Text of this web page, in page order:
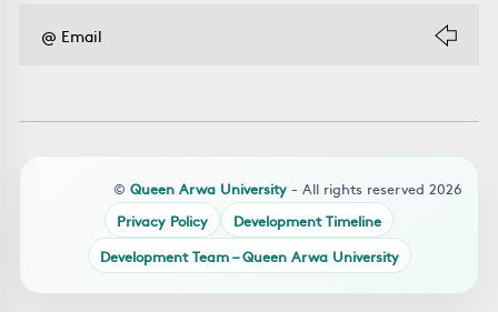
© Queen Arwa University - All rights reserved 2026
Privacy Policy
Development Timeline
Development Team – Queen Arwa University